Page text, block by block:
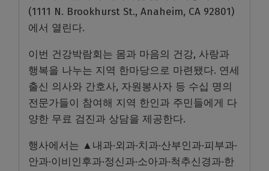
(1111 N. Brookhurst St., Anaheim, CA 92801)
에서 열린다.
이번 건강박람회는 몸과 마음의 건강, 사랑과
행복을 나누는 지역 한마당으로 마련됐다. 연세
출신 의사와 간호사, 자원봉사자 등 수십 명의
전문가들이 참여해 지역 한인과 주민들에게 다
양한 무료 검진과 상담을 제공한다.
행사에서는 ▲내과·외과·치과·산부인과·피부과·
안과·이비인후과·정신과·소아과·척추신경과·한